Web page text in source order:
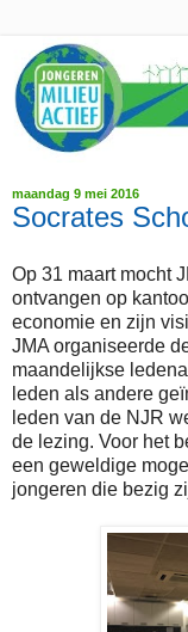
maandag 9 mei 2016
Socrates
Op 31 maart mocht
ontvangen op
economie en zijn
JMA organiseerde
maandelijkse
leden als andere
leden van de NJR
de lezing. Voor het
een geweldige
jongeren die bezig